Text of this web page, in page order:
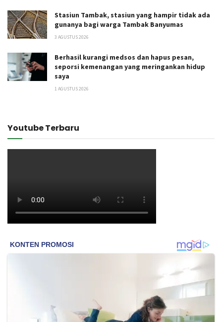
Stasiun Tambak, stasiun yang hampir tidak ada
gunanya bagi warga Tambak Banyumas
3 AGUSTUS 2026
Berhasil kurangi medsos dan hapus pesan,
seporsi kemenangan yang meringankan hidup
saya
1 AGUSTUS 2026
Youtube Terbaru